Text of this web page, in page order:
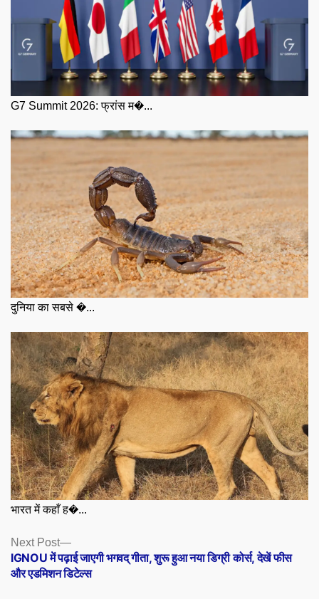
G7 Summit 2026: फ्रांस म�...
दुनिया का सबसे �...
भारत में कहाँ ह�...
Posts
navigation
Next Post
Next
post:
IGNOU में पढ़ाई जाएगी भगवद् गीता, शुरू हुआ नया डिग्री कोर्स, देखें फीस
और एडमिशन डिटेल्स